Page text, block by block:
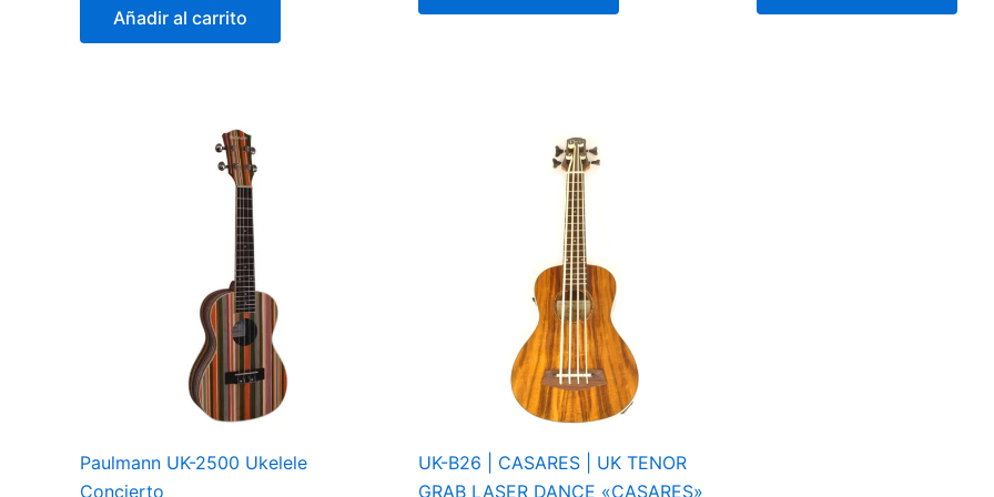
Añadir al carrito
Paulmann UK-2500 Ukelele
Concierto
UK-B26 | CASARES | UK TENOR
GRAB LASER DANCE «CASARES»